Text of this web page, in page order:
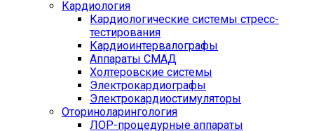
Кардиология
Кардиологические системы стресс-
тестирования
Кардиоинтервалографы
Аппараты СМАД
Холтеровские системы
Электрокардиографы
Электрокардиостимуляторы
Оториноларингология
ЛОР-процедурные аппараты